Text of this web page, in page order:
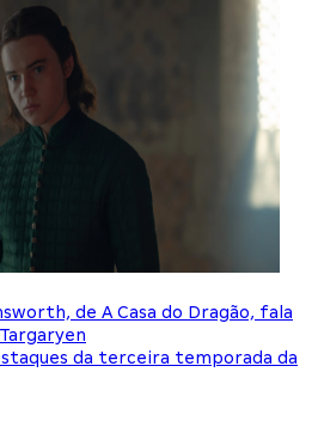
de A Casa do Dragão, fala
da terceira temporada da